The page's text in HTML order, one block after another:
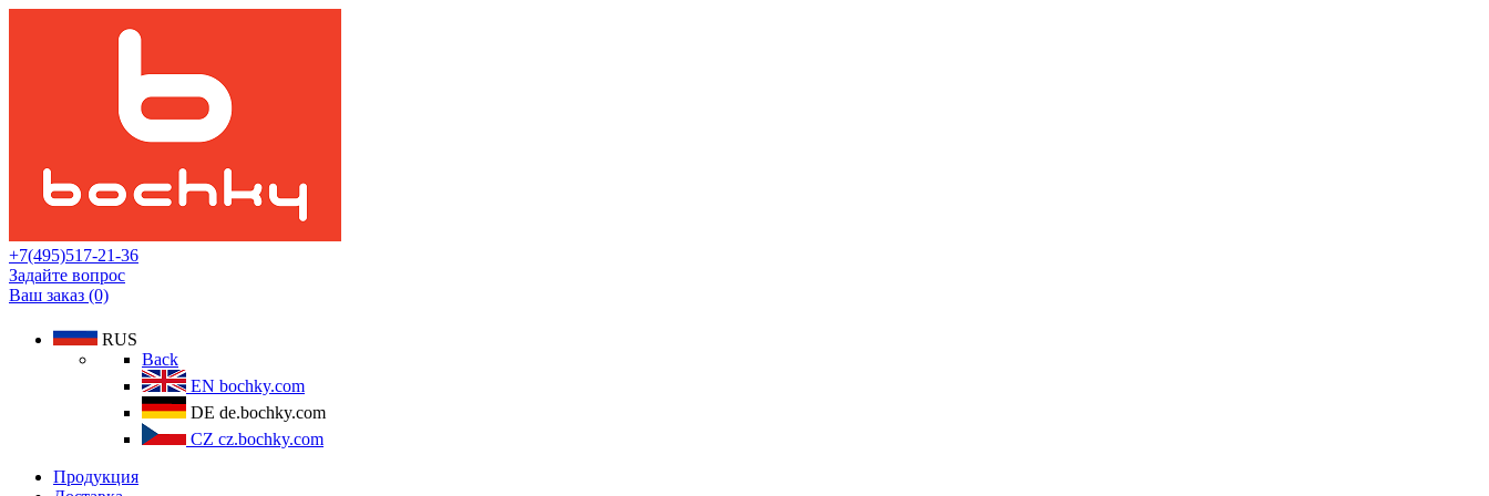
+7(495)517-21-36
Задайте вопрос
Ваш заказ (0)
RUS
Back
EN bochky.com
DE de.bochky.com
CZ cz.bochky.com
Продукция